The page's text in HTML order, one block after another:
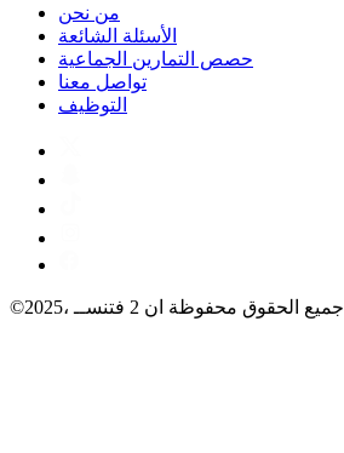
من نحن
الأسئلة الشائعة
حصص التمارين الجماعية
تواصل معنا
التوظيف
©2025، جميع الحقوق محفوظة ان 2 فتنســ